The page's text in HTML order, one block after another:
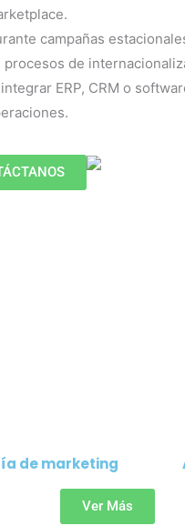
campañas
procesos de
ERP, CRM o
de marketing
Ver Más